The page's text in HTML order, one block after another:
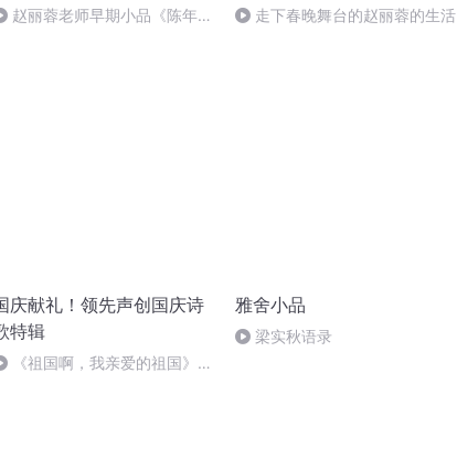
赵丽蓉老师早期小品《陈年老
走下春晚舞台的赵丽蓉的生活
庆献礼！领先声创国庆诗
特辑
《祖国啊，我亲爱的祖国》温
雅舍小品
梁实秋语录